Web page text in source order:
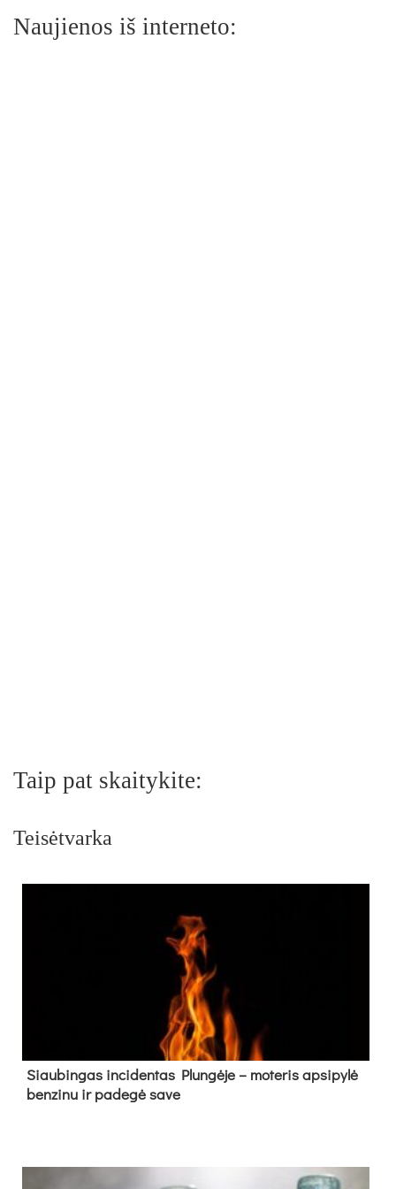
Naujienos iš interneto:
Taip pat skaitykite:
Teisėtvarka
Siau­bin­gas in­ci­den­tas Plun­gė­je – mo­te­ris ap­si­py­lė
ben­zi­nu ir pa­de­gė sa­ve